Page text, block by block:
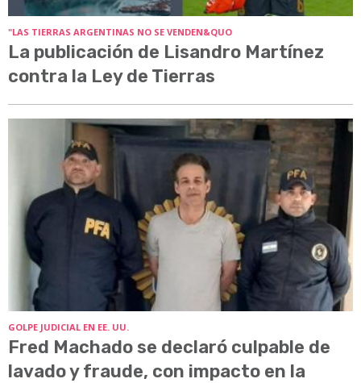
"LAS TIERRAS ARGENTINAS NO SE VENDEN&QUO
La publicación de Lisandro Martínez
contra la Ley de Tierras
GOLPE JUDICIAL EN EE. UU.
Fred Machado se declaró culpable de
lavado y fraude, con impacto en la